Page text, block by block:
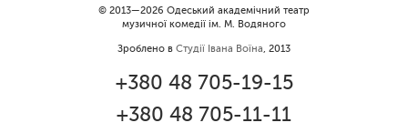
Вітаємо Ірину Візіренко з
народженням дівчинки!
Дякуємо за свято!
© 2013—2026 Одеський академічний театр
музичної комедії ім. М. Водяного
Зроблено в Студії Івана Воїна, 2013
+380 48 705-19-15
+380 48 705-11-11